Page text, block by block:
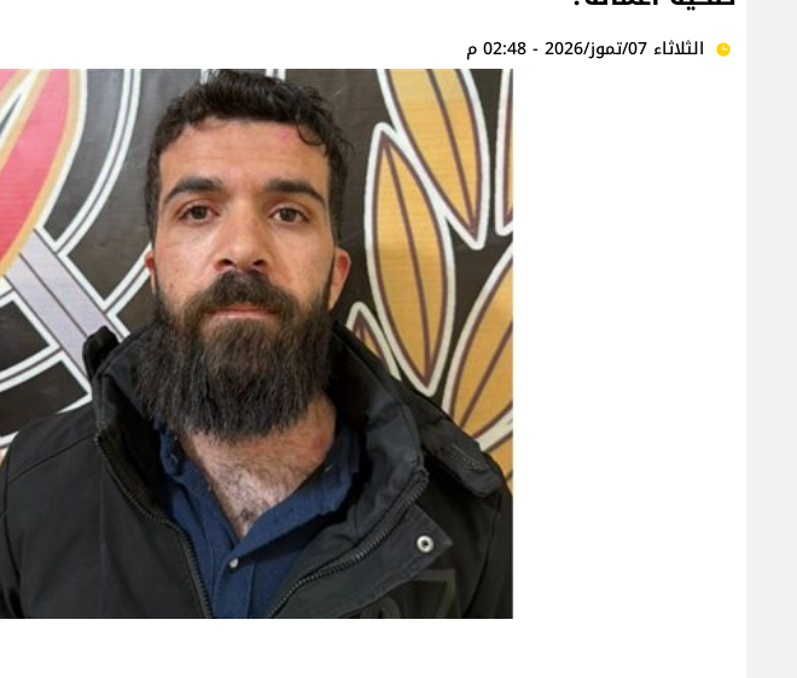
الثلاثاء 07/تموز/2026 - 02:48 م